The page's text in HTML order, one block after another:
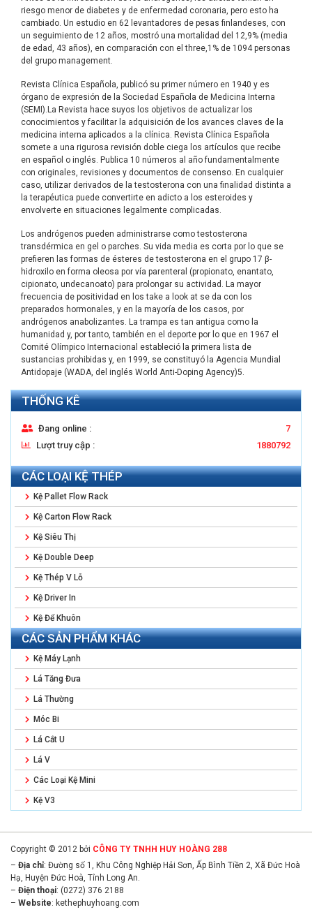
THỐNG KÊ
Đang online :
7
Lượt truy cập :
1880792
CÁC LOẠI KỆ THÉP
Kệ Pallet Flow Rack
Kệ Carton Flow Rack
Kệ Siêu Thị
Kệ Double Deep
Kệ Thép V Lỗ
Kệ Driver In
Kệ Để Khuôn
CÁC SẢN PHẨM KHÁC
Kệ Máy Lạnh
Lá Tăng Đưa
Lá Thường
Móc Bi
Lá Cắt U
Lá V
Các Loại Kệ Mini
Kệ V3
riesgo menor de diabetes y de enfermedad coronaria, pero esto ha
cambiado. Un estudio en 62 levantadores de pesas finlandeses, con
un seguimiento de 12 años, mostró una mortalidad del 12,9% (media
de edad, 43 años), en comparación con el three,1% de 1094 personas
del grupo management.
Revista Clínica Española, publicó su primer número en 1940 y es
órgano de expresión de la Sociedad Española de Medicina Interna
(SEMI).La Revista hace suyos los objetivos de actualizar los
conocimientos y facilitar la adquisición de los avances claves de la
medicina interna aplicados a la clínica. Revista Clínica Española
somete a una rigurosa revisión doble ciega los artículos que recibe
en español o inglés. Publica 10 números al año fundamentalmente
con originales, revisiones y documentos de consenso. En cualquier
caso, utilizar derivados de la testosterona con una finalidad distinta a
la terapéutica puede convertirte en adicto a los esteroides y
envolverte en situaciones legalmente complicadas.
Los andrógenos pueden administrarse como testosterona
transdérmica en gel o parches. Su vida media es corta por lo que se
prefieren las formas de ésteres de testosterona en el grupo 17 β-
hidroxilo en forma oleosa por vía parenteral (propionato, enantato,
cipionato, undecanoato) para prolongar su actividad. La mayor
frecuencia de positividad en los take a look at se da con los
preparados hormonales, y en la mayoría de los casos, por
andrógenos anabolizantes. La trampa es tan antigua como la
humanidad y, por tanto, también en el deporte por lo que en 1967 el
Comité Olímpico Internacional estableció la primera lista de
sustancias prohibidas y, en 1999, se constituyó la Agencia Mundial
Antidopaje (WADA, del inglés World Anti-Doping Agency)5.
Copyright © 2012 bởi CÔNG TY TNHH HUY HOÀNG 288
– Địa chỉ: Đường số 1, Khu Công Nghiệp Hải Sơn, Ấp Bình Tiền 2, Xã Đức Hoà
Hạ, Huyện Đức Hoà, Tỉnh Long An.
– Điện thoại: (0272) 376 2188
– Website: kethephuyhoang.com